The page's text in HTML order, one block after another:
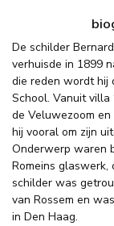
De schilder
verhuisde in 1899
die reden wordt hij
School. Vanuit villa
de Veluwezoom
hij vooral om zijn
Onderwerp waren
Romeins glaswerk,
schilder was
van Rossem en
in Den Haag.